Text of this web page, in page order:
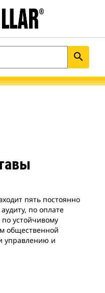
search
пять постоянно
по оплате
устойчивому
общественной
управлению и